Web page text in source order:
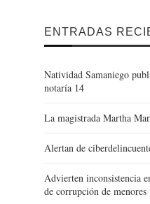
ENTRADAS
Natividad Samaniego
notaría 14
La magistrada Martha
Alertan de
Advierten inconsistencia
de corrupción de menores